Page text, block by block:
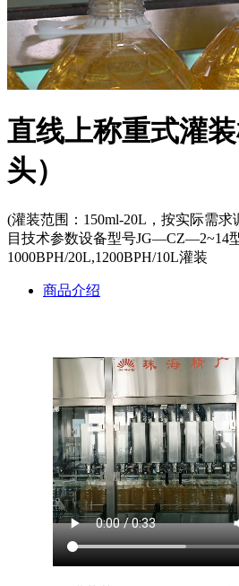
直线上称重式灌
头）
(灌装范围：150ml-20L，按实际需
目技术参数设备型号JG—CZ—2~14
1000BPH/20L,1200BPH/10L灌装
商品介绍